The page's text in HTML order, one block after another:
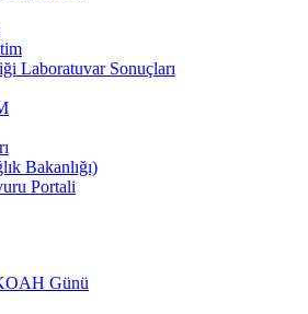
Laboratuvar Sonuçları
Bakanlığı)
Portali
Günü